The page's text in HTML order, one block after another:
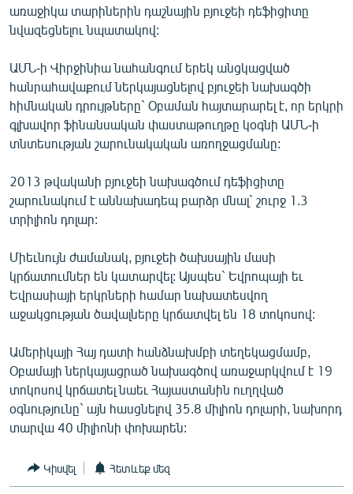
ՄԻՋԱԶԳԱՅԻՆ
ՄՇԱԿՈՒՅԹ
ՍՊՈՐՏ
ՄԵԿՆԱԲԱՆՈՒԹՅՈՒՆ
ՏՏ ԵՒ ԻՆՏԵՐՆԵՏ
ԿՈՐՈՆԱՎԻՐՈՒՍ
ԱՐԽԻՎ
ՏԵՍԱՆՅՈՒԹԵՐ
ՁԳՏԵԼՈՎ ԼԱՎԱԳՈՒՅՆԻՆ
ՓՈԴՔԱՍԹ
English
Русский
ՀԵՏԵՎԵՔ ՄԵԶ
առաջիկա տարիներին դաշնային բյուջեի դեֆիցիտը
նվազեցնելու նպատակով:
ԱՄՆ-ի Վիրջինիա նահանգում երեկ անցկացված
հանրահավաքում ներկայացնելով բյուջեի նախագծի
հիմնական դրույթները` Օբաման հայտարարել է, որ երկրի
գլխավոր ֆինանսական փաստաթուղթը կօգնի ԱՄՆ-ի
տնտեսության շարունակական առողջացմանը:
2013 թվականի բյուջեի նախագծում դեֆիցիտը
շարունակում է աննախադեպ բարձր մնալ` շուրջ 1.3
տրիլիոն դոլար:
Միեւնույն ժամանակ, բյուջեի ծախսային մասի
կրճատումներ են կատարվել: Այսպես` Եվրոպայի եւ
Եվրասիայի երկրների համար նախատեսվող
աջակցության ծավալները կրճատվել են 18 տոկոսով:
Ամերիկայի Հայ դատի հանձնախմբի տեղեկացմամբ,
Օբամայի ներկայացրած նախագծով առաջարկվում է 19
տոկոսով կրճատել նաեւ Հայաստանին ուղղված
օգնությունը` այն հասցնելով 35.8 միլիոն դոլարի, նախորդ
տարվա 40 միլիոնի փոխարեն:
Կիսվել Հետևեք մեզ